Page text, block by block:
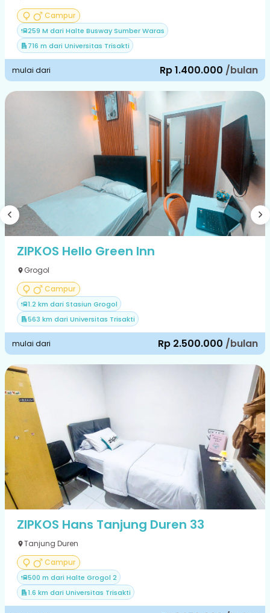
Campur
259 M dari Halte Busway Sumber Waras
716 m dari Universitas Trisakti
mulai dari Rp 1.400.000 /bulan
ZIPKOS Hello Green Inn
Grogol
Campur
1.2 km dari Stasiun Grogol
563 km dari Universitas Trisakti
mulai dari Rp 2.500.000 /bulan
ZIPKOS Hans Tanjung Duren 33
Tanjung Duren
Campur
500 m dari Halte Grogol 2
1.6 km dari Universitas Trisakti